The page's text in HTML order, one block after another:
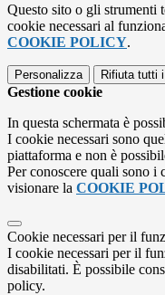
Questo sito o gli strumenti
cookie necessari al
COOKIE POLICY.
Personalizza Rifiuta tutti
Gestione cookie
In questa schermata è
I cookie necessari sono
piattaforma e non è
Per conoscere quali sono i
visionare la COOKIE
Cookie necessari per il
I cookie necessari per il
disabilitati. È possibile
policy.